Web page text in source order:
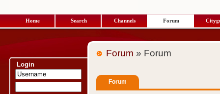
Home Search Channels Forum
Login
Forum » Forum
Forum